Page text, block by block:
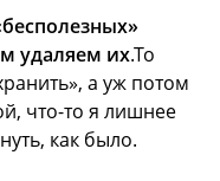
удаляем их.То
а уж потом
что-то я лишнее
как было.